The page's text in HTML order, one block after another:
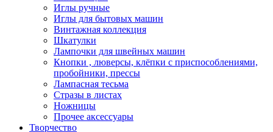
Иглы ручные
Иглы для бытовых машин
Винтажная коллекция
Шкатулки
Лампочки для швейных машин
Кнопки , люверсы, клёпки с приспособлениями,
пробойники, прессы
Лампасная тесьма
Стразы в листах
Ножницы
Прочее аксессуары
Творчество